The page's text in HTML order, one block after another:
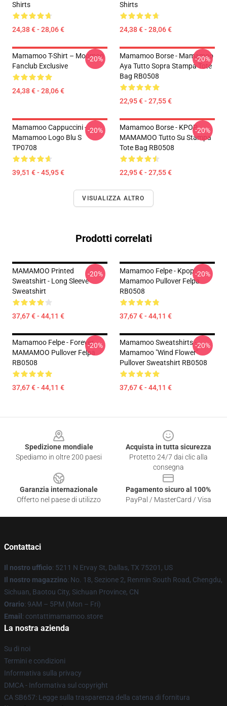
Shirts
24,38 € - 28,06 €
Shirts
24,38 € - 28,06 €
Mamamoo T-Shirt – Moomoo
Fanclub Exclusive
24,38 € - 28,06 €
-20%
Mamamoo Borse - Mamamoo
Aya Tutto Sopra Stampa Tote
Bag RB0508
22,95 € - 27,55 €
-20%
Mamamoo Cappuccini -
Mamamoo Logo Blu S
TP0708
39,51 € - 45,95 €
-20%
Mamamoo Borse - KPOP
MAMAMOO Tutto Su Stampa
Tote Bag RB0508
22,95 € - 27,55 €
-20%
VISUALIZZA ALTRO
Prodotti correlati
MAMAMOO Printed
Sweatshirt - Long Sleeve
Sweatshirt
37,67 € - 44,11 €
-20%
Mamamoo Felpe - Kpop
Mamamoo Pullover Felpa
RB0508
37,67 € - 44,11 €
-20%
Mamamoo Felpe - Forever
MAMAMOO Pullover Felpa
RB0508
37,67 € - 44,11 €
-20%
Mamamoo Sweatshirts -
Mamamoo "Wind Flower"
Pullover Sweatshirt RB0508
37,67 € - 44,11 €
-20%
Spedizione mondiale
Spediamo in oltre 200 paesi
Acquista in tutta sicurezza
Protetto 24/7 dai clic alla
consegna
Garanzia internazionale
Offerto nel paese di utilizzo
Pagamento sicuro al 100%
PayPal / MasterCard / Visa
Contattaci
Il nostro ufficio: 5211 N Ervay St, Dallas, TX 75201, US
Il nostro magazzino: No. 18, Sezione 2, Renmin South Road, Chengdu,
Sichuan, Baotou City, Sichuan Province, CN
Orario: 9AM – 5PM (Mon – Fri)
Email : contattimamamoo.store
La nostra azienda
Su di noi
Termini e condizioni
Informativa sulla privacy
DMCA - Informativa sul copyright
CA SB657: Legge sulla trasparenza della catena di fornitura